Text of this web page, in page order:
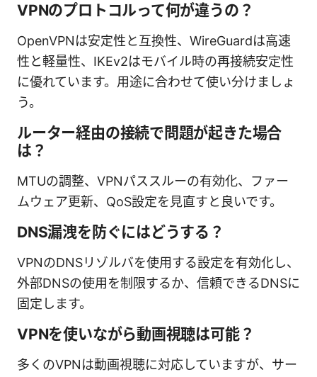
VPNのプロトコルって何が違うの？
OpenVPNは安定性と互換性、WireGuardは高速
性と軽量性、IKEv2はモバイル時の再接続安定性
に優れています。用途に合わせて使い分けましょ
う。
ルーター経由の接続で問題が起きた場合
は？
MTUの調整、VPNパススルーの有効化、ファー
ムウェア更新、QoS設定を見直すと良いです。
DNS漏洩を防ぐにはどうする？
VPNのDNSリゾルバを使用する設定を有効化し、
外部DNSの使用を制限するか、信頼できるDNSに
固定します。
VPNを使いながら動画視聴は可能？
多くのVPNは動画視聴に対応していますが、サー